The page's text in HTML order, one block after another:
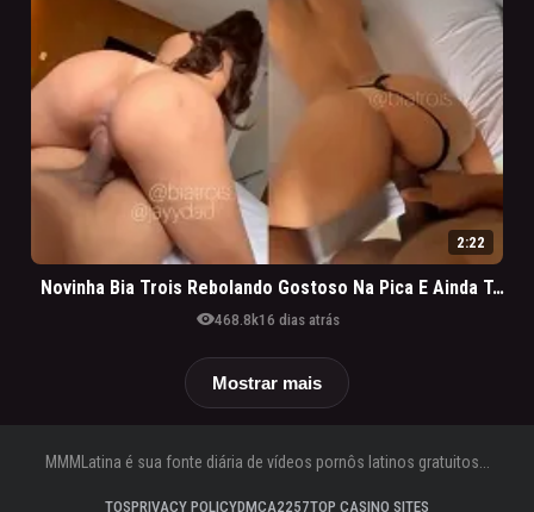
2:22
Novinha Bia Trois Rebolando Gostoso Na Pica E Ainda Tomando De Quatro
visibility468.8k16 dias atrás
Mostrar mais
MMMLatina é sua fonte diária de vídeos pornôs latinos gratuitos...
TOSPRIVACY POLICYDMCA2257TOP CASINO SITES